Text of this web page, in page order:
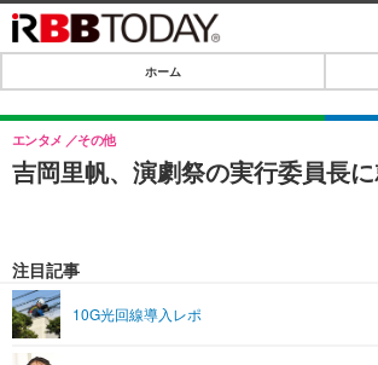
IT・デジタル
IT・
SPEED TEST
ライフ
リリース一覧
ホーム
吉岡里帆、演劇祭の実行委員長
エンタメ その他
注目記事
10G光回線導入レポ